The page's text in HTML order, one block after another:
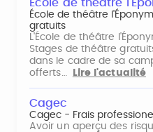
École de théâtre
École de théâtre
gratuits
L'École de théâtre
Stages de théâtre
dans le cadre de sa
offerts…
Lire l'actualité
Cagec
Cagec - Frais
Avoir un aperçu des